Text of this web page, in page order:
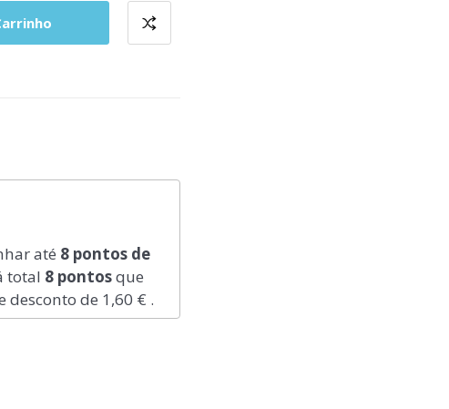
até 8pontos de
total 8pontosque
desconto de 1,60 € .